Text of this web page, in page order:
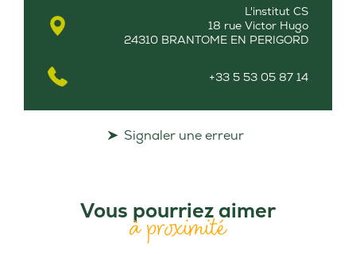
L'institut CS
18 rue Victor Hugo
24310 BRANTOME EN PERIGORD
+33 5 53 05 87 14
Signaler une erreur
Vous pourriez aimer
à proximité